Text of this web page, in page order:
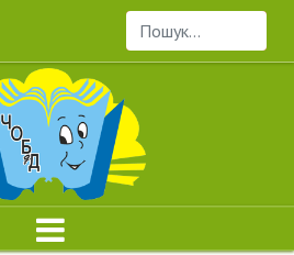
Пошук...